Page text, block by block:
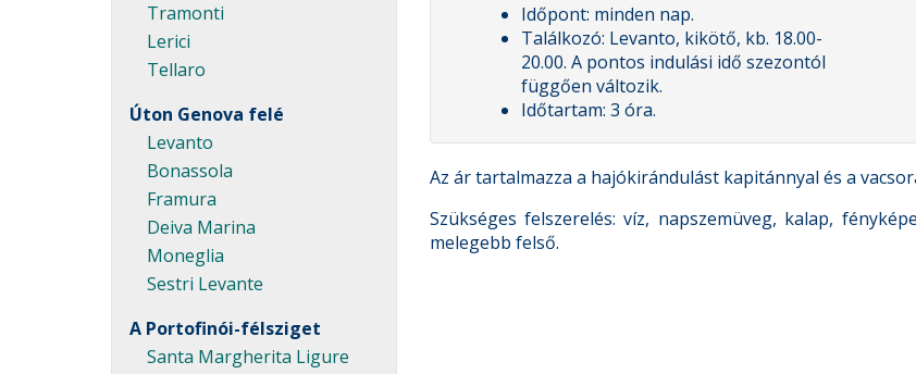
Időpont: minden nap.
Találkozó: Levanto, kikötő, kb. 18.00-
20.00. A pontos indulási idő szezontól
függően változik.
Időtartam: 3 óra.
Az ár tartalmazza a hajókirándulást kapitánnyal és a
Szükséges felszerelés: víz, napszemüveg, kalap,
melegebb felső.
Tramonti
Lerici
Tellaro
Úton Genova felé
Levanto
Bonassola
Framura
Deiva Marina
Moneglia
Sestri Levante
A Portofinói-félsziget
Santa Margherita Ligure